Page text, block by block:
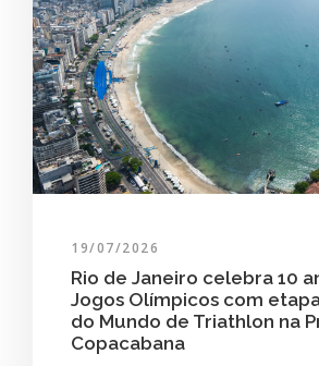
19/07/2026
Rio de Janeiro celebra 10
Jogos Olímpicos com
do Mundo de Triathlon na
Copacabana